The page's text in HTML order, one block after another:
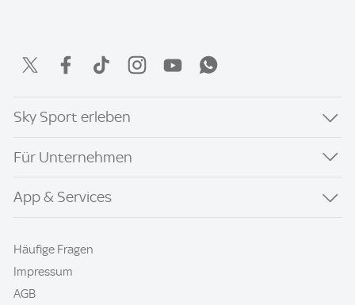
Sky Sport erleben
Für Unternehmen
App & Services
Häufige Fragen
Impressum
AGB